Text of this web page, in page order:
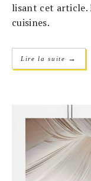
lisant cet article.
cuisines.
Lire la suite →